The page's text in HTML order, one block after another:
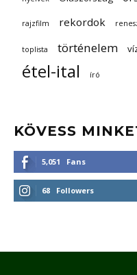
rajzfilm rekordok
toplista történelem
étel-ital író
KÖVESS
5,051 Fans
68 Followers